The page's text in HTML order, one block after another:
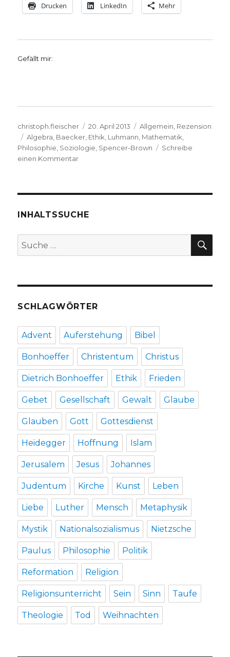
Drucken LinkedIn Mehr
Gefällt mir:
Autor
christoph.fleischer
Veröffentlicht
am
20. April 2013 Kategorien
Allgemein Rezension
Schlagwörter
Algebra Baecker Ethik Luhmann Mathematik
Philosophie Soziologie Spencer-Brown
Schreibe
einen Kommentarzu
von
Fleischer,
2013
INHALTSSUCHE
Suche
nach:
SCHLAGWÖRTER
Advent Auferstehung Bibel
Bonhoeffer Christentum Christus
Dietrich Bonhoeffer Ethik Frieden
Gebet Gesellschaft Gewalt Glaube
Glauben Gott Gottesdienst
Heidegger Hoffnung Islam
Jerusalem Jesus Johannes
Judentum Kirche Kunst Leben
Liebe Luther Mensch Metaphysik
Mystik Nationalsozialismus Nietzsche
Paulus Philosophie Politik
Reformation Religion
Religionsunterricht Sein Sinn Taufe
Theologie Tod Weihnachten